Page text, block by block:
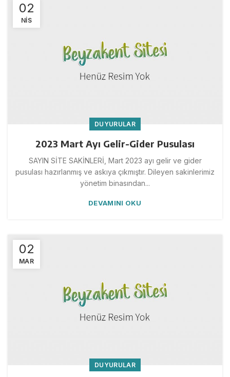
02
NIS
DUYURULAR
2023 Mart Ayı Gelir-Gider Pusulası
SAYIN SİTE SAKİNLERİ, Mart 2023 ayı gelir ve gider
pusulası hazırlanmış ve askıya çıkmıştır. Dileyen sakinlerimiz
yönetim binasından...
DEVAMINI OKU
02
MAR
DUYURULAR